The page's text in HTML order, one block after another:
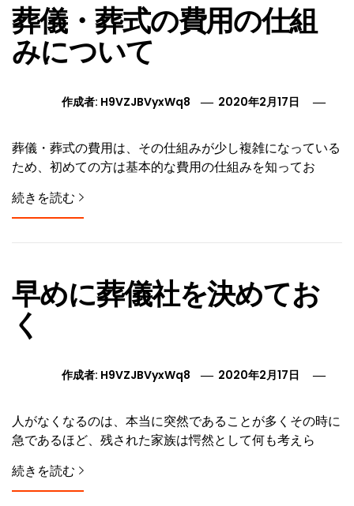
葬儀・葬式の費用の仕組
みについて
作成者: H9VZJBVyxWq8 2020年2月17日
葬儀・葬式の費用は、その仕組みが少し複雑になっている
ため、初めての方は基本的な費用の仕組みを知ってお
続きを読む
早めに葬儀社を決めてお
く
作成者: H9VZJBVyxWq8 2020年2月17日
人がなくなるのは、本当に突然であることが多くその時に
急であるほど、残された家族は愕然として何も考えら
続きを読む